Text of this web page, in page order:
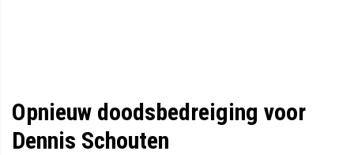
Opnieuw doodsbedreiging voor
Dennis Schouten